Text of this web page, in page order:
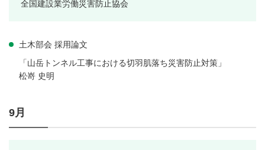
全国建設業労働災害防止協会
土木部会 採用論文
「山岳トンネル工事における切羽肌落ち災害防止対策」
松嵜 史明
9月